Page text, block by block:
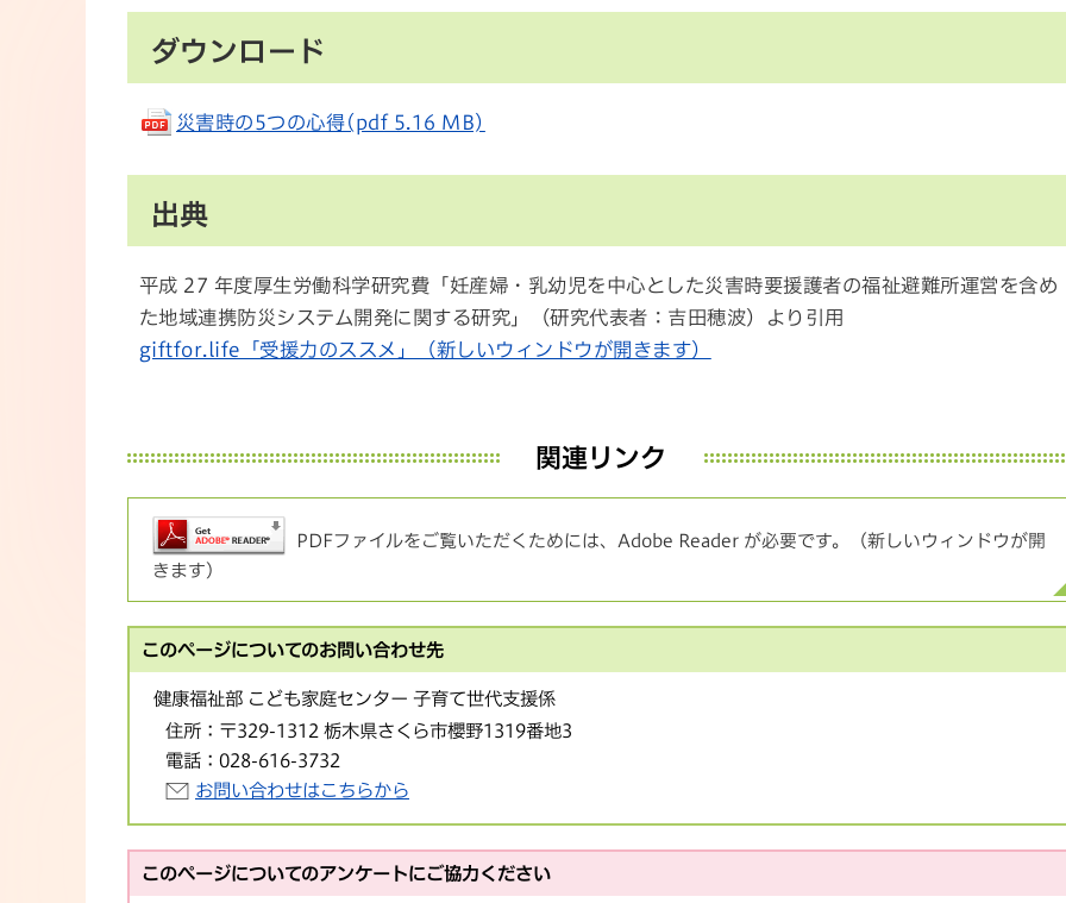
ダウンロード
災害時の5つの心得(pdf 5.16 MB)
出典
平成 27 年度厚生労働科学研究費「妊産婦・乳幼児を中心とした災害時要援護者の福祉避難所運営を含め
た地域連携防災システム開発に関する研究」（研究代表者：吉田穂波）より引用
giftfor.life「受援力のススメ」（新しいウィンドウが開きます）
関連リンク
PDFファイルをご覧いただくためには、Adobe Reader が必要です。（新しいウィンドウが開
きます）
このページについてのお問い合わせ先
健康福祉部 こども家庭センター 子育て世代支援係
住所： 〒329-1312 栃木県さくら市櫻野1319番地3
電話： 028-616-3732
お問い合わせはこちらから
このページについてのアンケートにご協力ください